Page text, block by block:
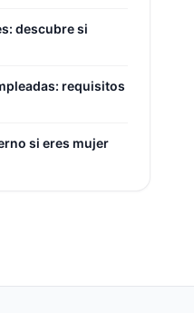
descubre si
requisitos
si eres mujer